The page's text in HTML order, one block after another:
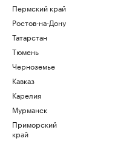
Пермский край
Ростов-на-Дону
Татарстан
Тюмень
Черноземье
Кавказ
Карелия
Мурманск
Приморский
край